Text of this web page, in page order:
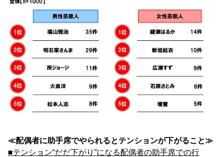
≪配偶者に助手席でやられるとテンションが下がること≫
■テンション“だだ下がり”になる配偶者の助手席での行